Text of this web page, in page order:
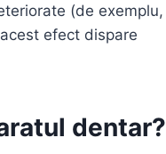
(de exemplu,
efect dispare
dentar?